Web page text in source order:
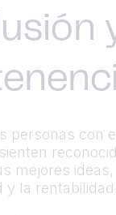
personas con
mejores
y la